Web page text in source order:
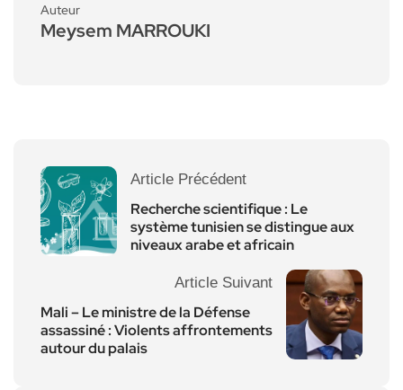
Auteur
Meysem MARROUKI
Article Précédent
Recherche scientifique : Le
système tunisien se distingue aux
niveaux arabe et africain
Article Suivant
Mali – Le ministre de la Défense
assassiné : Violents affrontements
autour du palais